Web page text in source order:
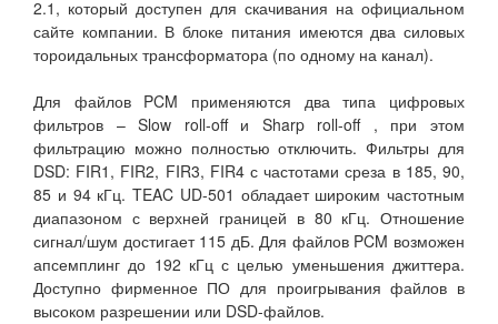
2.1, который доступен для скачивания на официальном
сайте компании. В блоке питания имеются два силовых
тороидальных трансформатора (по одному на канал).
Для файлов PCM применяются два типа цифровых
фильтров – Slow roll-off и Sharp roll-off , при этом
фильтрацию можно полностью отключить. Фильтры для
DSD: FIR1, FIR2, FIR3, FIR4 с частотами среза в 185, 90,
85 и 94 кГц. TEAC UD-501 обладает широким частотным
диапазоном с верхней границей в 80 кГц. Отношение
сигнал/шум достигает 115 дБ. Для файлов PCM возможен
апсемплинг до 192 кГц с целью уменьшения джиттера.
Доступно фирменное ПО для проигрывания файлов в
высоком разрешении или DSD-файлов.